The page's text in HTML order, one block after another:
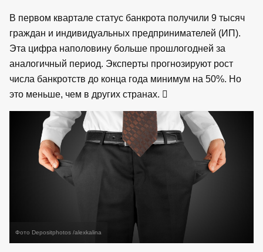
В первом квартале статус банкрота получили 9 тысяч
граждан и индивидуальных предпринимателей (ИП).
Эта цифра наполовину больше прошлогодней за
аналогичный период. Эксперты прогнозируют рост
числа банкротств до конца года минимум на 50%. Но
это меньше, чем в других странах.
Фото Depositphotos /alexkalina